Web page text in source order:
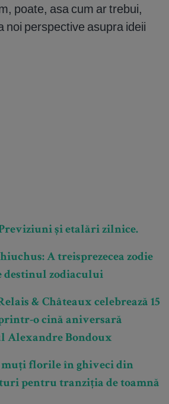
poate, asa cum ar trebui,
noi perspective asupra ideii
și etalări zilnice.
A treisprezecea zodie
destinul zodiacului
& Châteaux celebrează 15
o cină aniversară
Alexandre Bondoux
muți florile în ghiveci din
pentru tranziția de toamnă